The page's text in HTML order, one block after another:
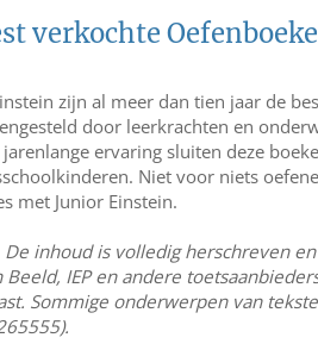
verkochte
zijn al meer dan tien jaar de
door leerkrachten en
ervaring sluiten deze
Niet voor niets
met Junior Einstein.
inhoud is volledig herschreven
IEP en andere
Sommige onderwerpen van